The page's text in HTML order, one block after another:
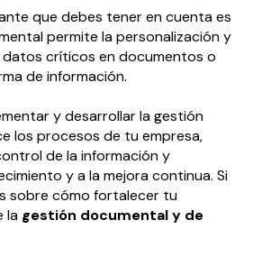
que debes tener en cuenta es
permite la personalización y
críticos en documentos o
de información.
y desarrollar la gestión
los procesos de tu empresa,
de la información y
y a la mejora continua. Si
sobre cómo fortalecer tu
la gestión documental y de